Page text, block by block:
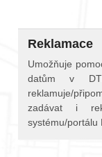
Reklamace
Umožňuje
datům v
reklamuje/
zadávat i
systému/portálu